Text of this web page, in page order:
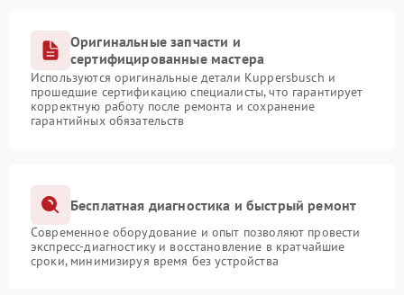
Оригинальные запчасти и
сертифицированные мастера
Используются оригинальные детали Kuppersbusch и
прошедшие сертификацию специалисты, что гарантирует
корректную работу после ремонта и сохранение
гарантийных обязательств
Бесплатная диагностика и быстрый ремонт
Современное оборудование и опыт позволяют провести
экспресс-диагностику и восстановление в кратчайшие
сроки, минимизируя время без устройства